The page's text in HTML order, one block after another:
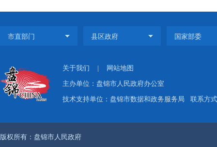
关于我们 | 网站地图
主办单位：盘锦市人民政府办公室
技术支持单位：盘锦市数据和政务服务局 联系方
版权所有：盘锦市人民政府